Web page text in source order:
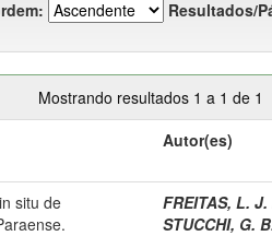
Resultados/
Mostrando resultados 1 a 1 de 1
Autor(es)
situ de
FREITAS, L.
STUCCHI, G.